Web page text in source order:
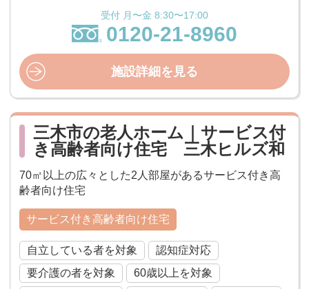
受付 月〜金 8:30〜17:00
0120-21-8960
施設詳細を見る
三木市の老人ホーム｜サービス付
き高齢者向け住宅 三木ヒルズ和
70㎡以上の広々とした2人部屋があるサービス付き高
齢者向け住宅
サービス付き高齢者向け住宅
自立している者を対象
認知症対応
要介護の者を対象
60歳以上を対象